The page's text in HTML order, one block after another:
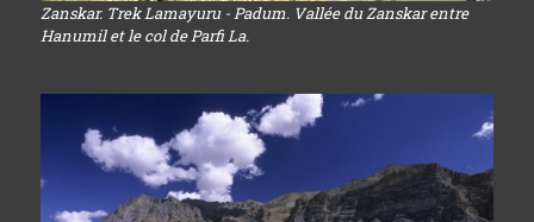
Zanskar. Trek Lamayuru - Padum. Vallée du Zanskar entre
Hanumil et le col de Parfi La.